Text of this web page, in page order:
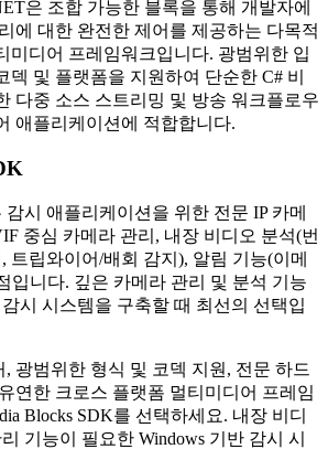
은 조합 가능한 블록을 통해 개발자에
에 대한 완전한 제어를 제공하는 다목적
미디어 프레임워크입니다. 광범위한 입
덱 및 플랫폼을 지원하여 단순한 C# 비
다중 소스 스트리밍 및 방송 워크플로우
애플리케이션에 적합합니다.
감시 애플리케이션을 위한 전문 IP 카메
중심 카메라 관리, 내장 비디오 분석(번
트립와이어/배회 감지), 알림 기능(이메
입니다. 깊은 카메라 관리 및 분석 기능
시 시스템을 구축할 때 최선의 선택입
광범위한 형식 및 코덱 지원, 전문 하드
연한 크로스 플랫폼 멀티미디어 프레임
Blocks SDK를 선택하세요. 내장 비디
기능이 필요한 Windows 기반 감시 시